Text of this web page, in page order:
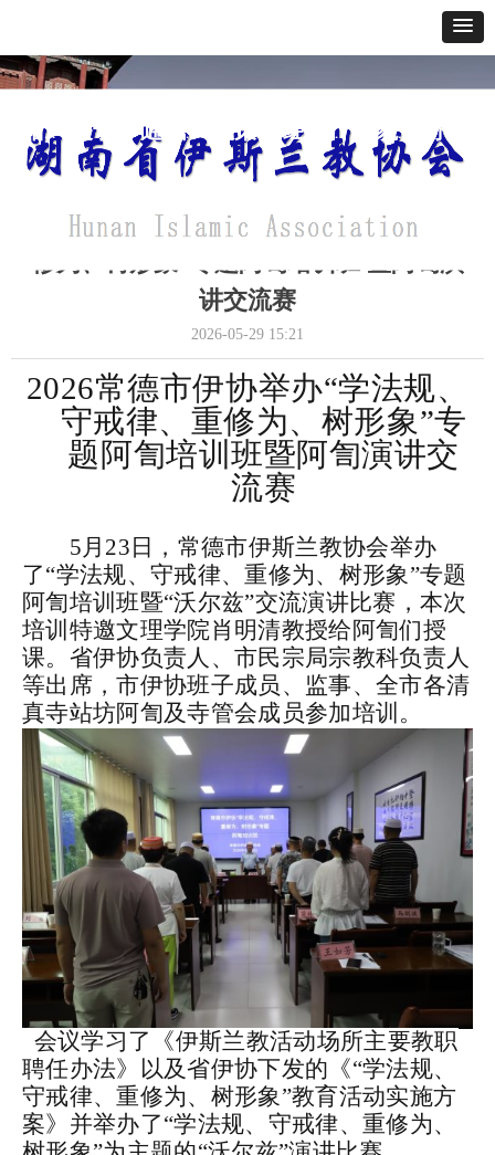
网站首页 通讯报道 政策法规 经典教义 寺貌风采
2026常德市伊协举办“学法规、守戒律、重
修为、树形象”专题阿訇培训班 暨阿訇演
讲交流赛
2026-05-29 15:21
2026常德市伊协举办“学法规、
守戒律、重修为、树形象”专
题阿訇培训班暨阿訇演讲交
流赛
5月23日，常德市伊斯兰教协会举办
了“学法规、守戒律、重修为、树形象”专题
阿訇培训班暨“沃尔兹”交流演讲比赛，本次
培训特邀文理学院肖明清教授给阿訇们授
课。省伊协负责人 、市民宗局宗教科负责人
等出席，市伊协班子成员、监事、全市各清
真寺站坊阿訇及寺管会成员参加培训。
会议学习了《伊斯兰教活动场所主要教职
聘任办法》以及省伊协下发的《“学法规、
守戒律、重修为、树形象”教育活动实施方
案》 并举办了“学法规、守戒律、重修为、